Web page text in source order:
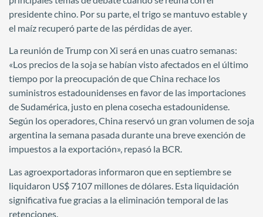
presidente chino. Por su parte, el trigo se mantuvo estable y
el maíz recuperó parte de las pérdidas de ayer.
La reunión de Trump con Xi será en unas cuatro semanas:
«Los precios de la soja se habían visto afectados en el último
tiempo por la preocupación de que China rechace los
suministros estadounidenses en favor de las importaciones
de Sudamérica, justo en plena cosecha estadounidense.
Según los operadores, China reservó un gran volumen de soja
argentina la semana pasada durante una breve exención de
impuestos a la exportación», repasó la BCR.
Las agroexportadoras informaron que en septiembre se
liquidaron US$ 7107 millones de dólares. Esta liquidación
significativa fue gracias a la eliminación temporal de las
retenciones.